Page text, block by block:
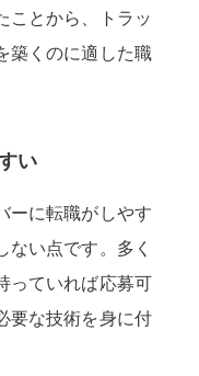
ことから、トラッ
築くのに適した職
い
ーに転職がしやす
ない点です。多く
っていれば応募可
要な技術を身に付